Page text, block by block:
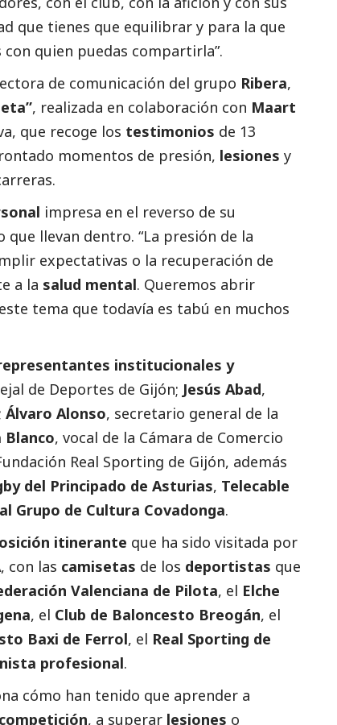
que tienes que equilibrar y para la que
quien puedas compartirla”.
de comunicación del grupo Ribera,
, realizada en colaboración con Maart
que recoge los testimonios de 13
momentos de presión, lesiones y
impresa en el reverso de su
llevan dentro. “La presión de la
expectativas o la recuperación de
a la salud mental. Queremos abrir
tema que todavía es tabú en muchos
institucionales y
de Deportes de Gijón; Jesús Abad,
Álvaro Alonso, secretario general de la
Blanco, vocal de la Cámara de Comercio
Real Sporting de Gijón, además
del Principado de Asturias, Telecable
Grupo de Cultura Covadonga.
itinerante que ha sido visitada por
, con las camisetas de los deportistas que
Valenciana de Pilota, el Elche
, el Club de Baloncesto Breogán, el
Baxi de Ferrol, el Real Sporting de
profesional.
cómo han tenido que aprender a
, a superar lesiones o